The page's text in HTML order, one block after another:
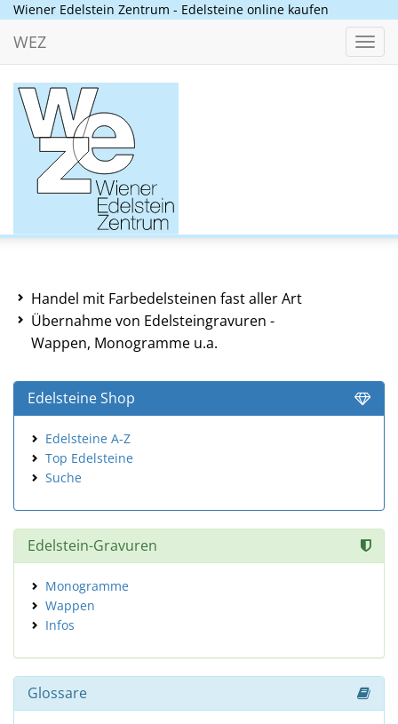
Wiener Edelstein Zentrum - Edelsteine online kaufen
WEZ
Handel mit Farbedelsteinen fast aller Art
Übernahme von Edelsteingravuren -
Wappen, Monogramme u.a.
Edelsteine Shop
Edelsteine A-Z
Top Edelsteine
Suche
Edelstein-Gravuren
Monogramme
Wappen
Infos
Glossare